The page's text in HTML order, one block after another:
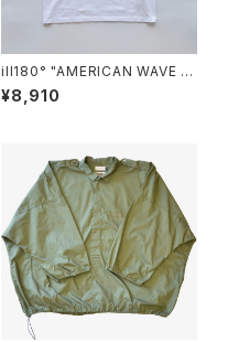
ill180° "AMERICAN WAVE T
EE"
¥8,910